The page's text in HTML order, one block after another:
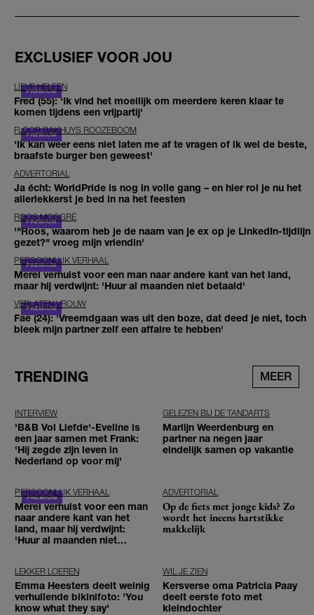
EXCLUSIEF VOOR JOU
LIEVE HELEEN
Fred (55): 'Ik vind het moeilijk om meerdere keren klaar te
komen tijdens een vrijpartij'
FLOOR BAKHUYS ROOZEBOOM
'Ik kan weer eens niet laten me af te vragen of ik wel de beste,
braafste burger ben geweest'
ADVERTORIAL
Ja écht: WorldPride is nog in volle gang – en hier rol je nu het
allerlekkerst je bed in na het feesten
ROOS MOGGRÉ
'"Roos, waarom heb je de naam van je ex op je LinkedIn-tijdlijn
gezet?" vroeg mijn vriendin'
PERSOONLIJK VERHAAL
Merel verhuist voor een man naar andere kant van het land,
maar hij verdwijnt: 'Huur al maanden niet betaald'
VERLATEN VROUW
Fae (24): 'Vreemdgaan was uit den boze, dat deed je niet, toch
bleek mijn partner zelf een affaire te hebben'
TRENDING MEER
INTERVIEW
'B&B Vol Liefde'-Eveline is
een jaar samen met Frank:
'Hij zegde zijn leven in
Nederland op voor mij'
GELEZEN BIJ DE TANDARTS
Marlijn Weerdenburg en
partner na negen jaar
eindelijk samen op vakantie
PERSOONLIJK VERHAAL
Merel verhuist voor een man
naar andere kant van het
land, maar hij verdwijnt:
'Huur al maanden niet
ADVERTORIAL
Op de fiets met jonge kids? Zo
wordt het ineens hartstikke
makkelijk
LEKKER LOEREN
Emma Heesters deelt weinig
verhullende bikinifoto: 'You
know what they say'
WIL JE ZIEN
Kersverse oma Patricia Paay
deelt eerste foto met
kleindochter